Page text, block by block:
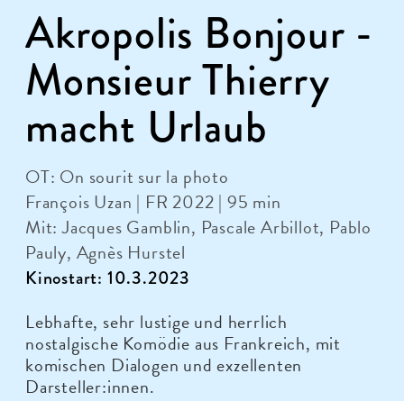
Akropolis Bonjour -
Monsieur Thierry
macht Urlaub
OT: On sourit sur la photo
François Uzan | FR 2022 | 95 min
Mit: Jacques Gamblin, Pascale Arbillot, Pablo
Pauly, Agnès Hurstel
Kinostart: 10.3.2023
Lebhafte, sehr lustige und herrlich
nostalgische Komödie aus Frankreich, mit
komischen Dialogen und exzellenten
Darsteller:innen.